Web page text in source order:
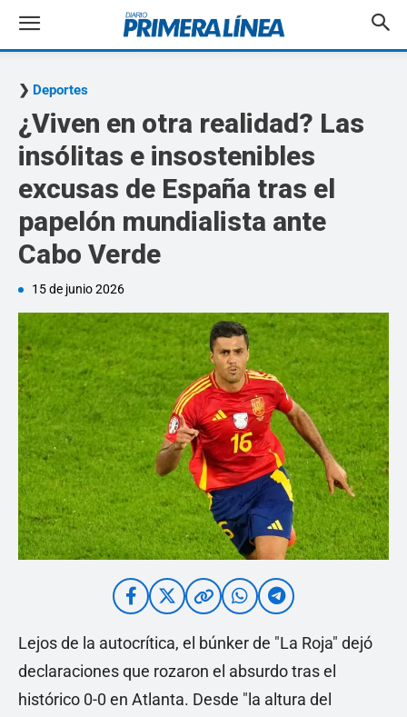
Deportes
¿Viven en otra realidad? Las
insólitas e insostenibles
excusas de España tras el
papelón mundialista ante
Cabo Verde
15 de junio 2026
Lejos de la autocrítica, el búnker de "La Roja" dejó
declaraciones que rozaron el absurdo tras el
histórico 0-0 en Atlanta. Desde "la altura del